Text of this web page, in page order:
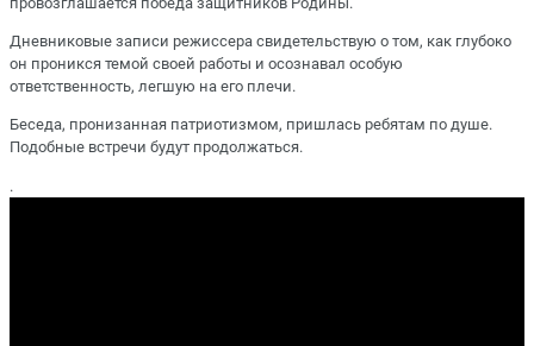
Дневниковые записи режиссера свидетельствую о том, как глубоко
он проникся темой своей работы и осознавал особую
ответственность, легшую на его плечи.
Беседа, пронизанная патриотизмом, пришлась ребятам по душе.
Подобные встречи будут продолжаться.
.